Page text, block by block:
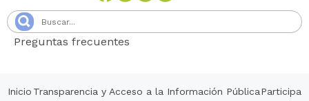
Preguntas frecuentes
Inicio Transparencia y Acceso a la Información PúblicaParticipa